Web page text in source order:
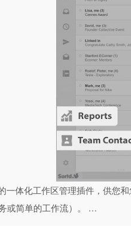
一体化工作区管理插件，供您
或简单的工作流）。 …